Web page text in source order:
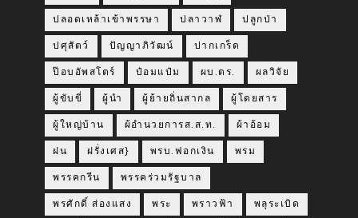
ปลอดเหล้าเข้าพรรษา ปลาวาฬ ปลูกป่า
ปศุสัตว์ ปัญญาภิวัฒน์ ปากเกร็ด
ป๊อบอัพสโตร์ ป๋อมแป๋ม ผบ.ตร. ผลวิจัย
ผู้ขับขี่ ผู้นำ ผู้ย้ายถิ่นสากล ผู้โดยสาร
ผู้ใหญ่บ้าน ผ้อำนวยการส.ส.ท. ผ้าอ้อม
ฝน ฝรั่งเศส} พรบ.ฟอกเงิน พรม
พรรคกรีน พรรคร่วมรัฐบาล
พรศักดิ์ ส่องแสง พระ พราวฟ้า พลุระเบิด